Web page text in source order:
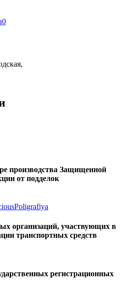
0
производства Защищенной
от подделок
организаций, участвующих в
транспортных средств
регистрационных